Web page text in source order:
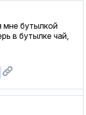
мне бутылкой
в бутылке чай,